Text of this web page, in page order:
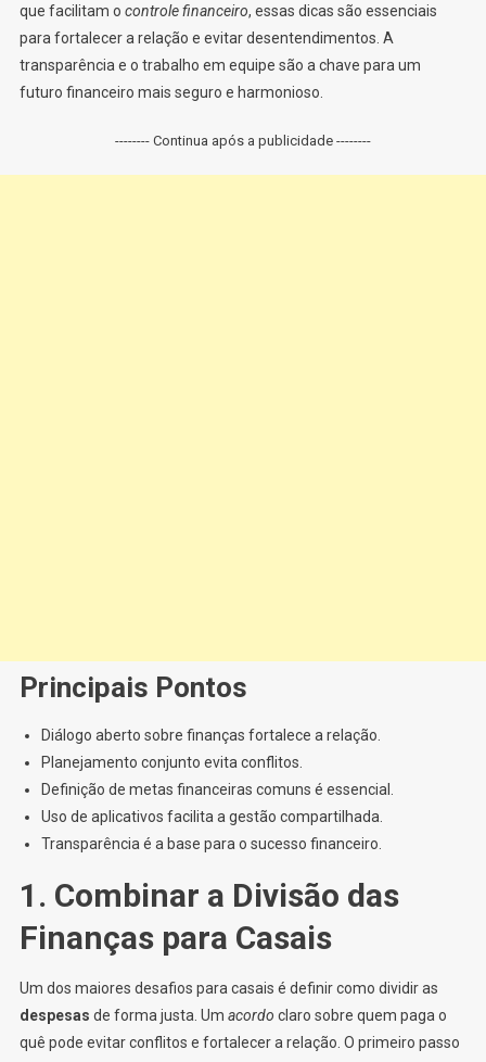
que facilitam o controle financeiro, essas dicas são essenciais
para fortalecer a relação e evitar desentendimentos. A
transparência e o trabalho em equipe são a chave para um
futuro financeiro mais seguro e harmonioso.
-------- Continua após a publicidade --------
Principais Pontos
Diálogo aberto sobre finanças fortalece a relação.
Planejamento conjunto evita conflitos.
Definição de metas financeiras comuns é essencial.
Uso de aplicativos facilita a gestão compartilhada.
Transparência é a base para o sucesso financeiro.
1. Combinar a Divisão das
Finanças para Casais
Um dos maiores desafios para casais é definir como dividir as
despesas de forma justa. Um acordo claro sobre quem paga o
quê pode evitar conflitos e fortalecer a relação. O primeiro passo